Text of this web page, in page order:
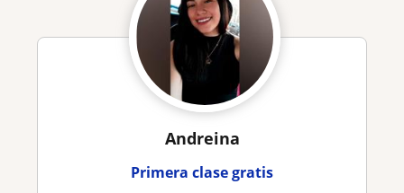
Andreina
Primera clase gratis